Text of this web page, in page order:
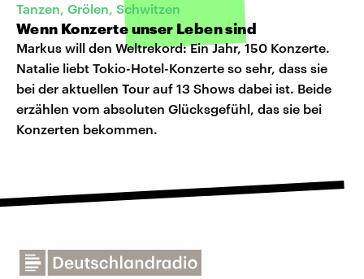
Tanzen, Grölen, Schwitzen
Wenn Konzerte unser Leben sind
Markus will den Weltrekord: Ein Jahr, 150 Konzerte.
Natalie liebt Tokio-Hotel-Konzerte so sehr, dass sie
bei der aktuellen Tour auf 13 Shows dabei ist. Beide
erzählen vom absoluten Glücksgefühl, das sie bei
Konzerten bekommen.